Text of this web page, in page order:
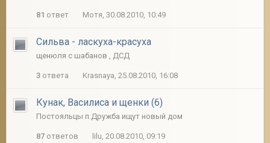
81 ответ Мотя, 30.08.2010, 10:49
Сильва - ласкуха-красуха
щенюля с шабанов , ДСД
3 ответа Krasnaya, 25.08.2010, 16:08
Кунак, Василиса и щенки (6)
Постояльцы п.Дружба ищут новый дом
87 ответов lilu, 20.08.2010, 09:19